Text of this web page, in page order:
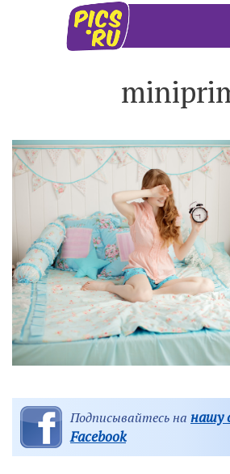
Подписывайтесь на нашу
Facebook